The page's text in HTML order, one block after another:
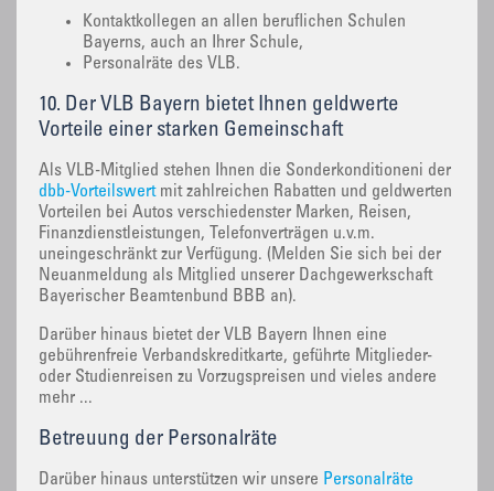
Kontaktkollegen an allen beruflichen Schulen
Bayerns, auch an Ihrer Schule,
Personalräte des VLB.
10. Der VLB Bayern bietet Ihnen geldwerte
Vorteile einer starken Gemeinschaft
Als VLB-Mitglied stehen Ihnen die Sonderkonditioneni der
dbb-Vorteilswertmit zahlreichen Rabatten und geldwerten
Vorteilen bei Autos verschiedenster Marken, Reisen,
Finanzdienstleistungen, Telefonverträgen u.v.m.
uneingeschränkt zur Verfügung. (Melden Sie sich bei der
Neuanmeldung als Mitglied unserer Dachgewerkschaft
Bayerischer Beamtenbund BBB an).
Darüber hinaus bietet der VLB Bayern Ihnen eine
gebührenfreie Verbandskreditkarte, geführte Mitglieder-
oder Studienreisen zu Vorzugspreisen und vieles andere
mehr ...
Betreuung der Personalräte
Darüber hinaus unterstützen wir unsere Personalräte